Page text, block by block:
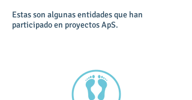
Estas son algunas entidades que han
participado en proyectos ApS.